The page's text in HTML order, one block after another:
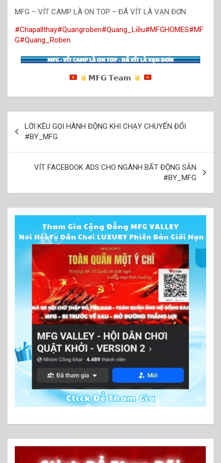
MFG – VÍT CAMP LÀ ON TOP – ĐÃ VÍT LÀ VẠN ĐƠN
#Chapallthay#Quangroben#Quang_Liều#MFGHOMES#MF
G#Quang_Roben
𝗠𝗙𝗚 𝗧𝗲𝗮𝗺
Điều
hướng
bài
LỜI KÊU GỌI HÀNH ĐỘNG KHI CHẠY CHUYỂN ĐỔI
#BY_MFG
VÍT FACEBOOK ADS CHO NGÀNH BẤT ĐỘNG SẢN
#BY_MFG